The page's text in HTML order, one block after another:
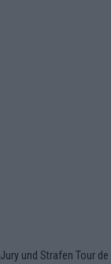
Jury und Strafen Tour